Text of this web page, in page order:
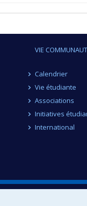
VIE
Calendrier
Vie étudiante
Associations
Initiatives
International